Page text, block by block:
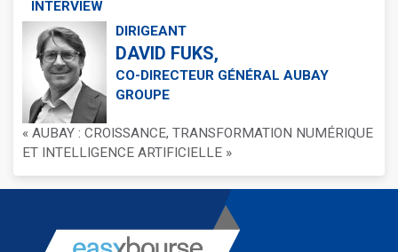
INTERVIEW
DIRIGEANT
DAVID FUKS,
CO-DIRECTEUR GÉNÉRAL AUBAY
GROUPE
« AUBAY : CROISSANCE, TRANSFORMATION NUMÉRIQUE
ET INTELLIGENCE ARTIFICIELLE »